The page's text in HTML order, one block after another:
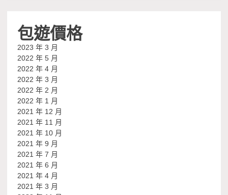
包遊價格
2023 年 3 月
2022 年 5 月
2022 年 4 月
2022 年 3 月
2022 年 2 月
2022 年 1 月
2021 年 12 月
2021 年 11 月
2021 年 10 月
2021 年 9 月
2021 年 7 月
2021 年 6 月
2021 年 4 月
2021 年 3 月